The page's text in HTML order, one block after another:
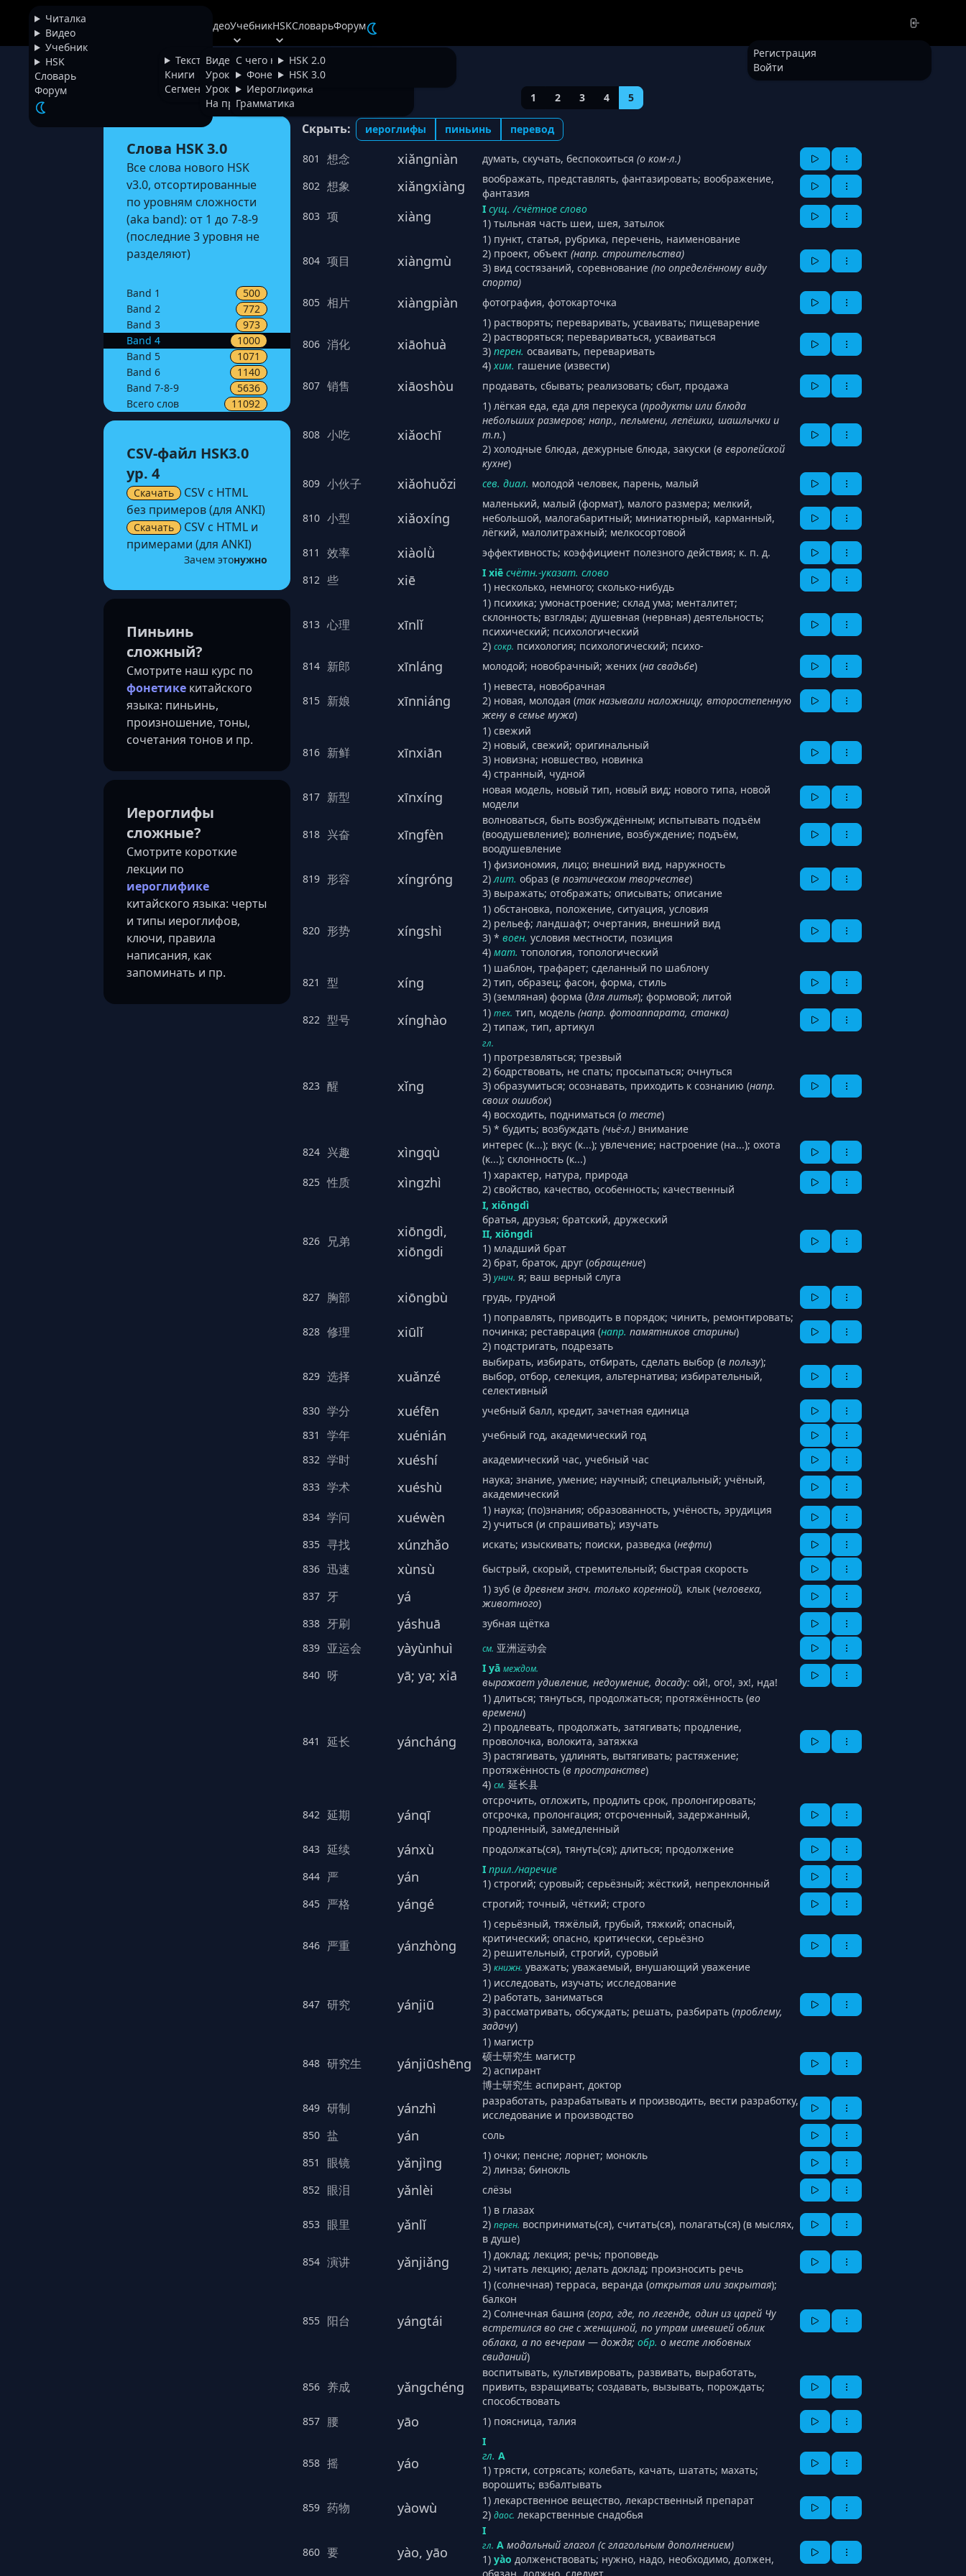
Читалка
Видео
Учебник
HSK
Словарь
Форум
Chinese
Тексты
Книги
Сегментатор
Видео
Видео
Уроки фонетики
Уроки иероглифики
На проверке
Учебник
С чего начать
Фонетика
Иероглифика
Грамматика
HSK
HSK 2.0
HSK 3.0
СловарьФорум
Регистрация
Войти
Вся лексика HSK 3.0
Слова HSK 3.0
Все слова нового HSK
v3.0, отсортированные
по уровням сложности
(aka band): от 1 до 7-8-9
(последние 3 уровня не
разделяют)
Band 1
500
Band 2
772
Band 3
973
Band 4
1000
Band 5
1071
Band 6
1140
Band 7-8-9
5636
Всего слов
11092
CSV-файл HSK3.0
ур. 4
Скачать
CSV с HTML
без примеров (для ANKI)
Скачать
CSV с HTML и
примерами (для ANKI)
Зачем этонужно
Пиньинь
сложный?
Смотрите наш курс по
фонетике китайского
языка: пиньинь,
произношение, тоны,
сочетания тонов и пр.
Иероглифы
сложные?
Смотрите короткие
лекции по
иероглифике
китайского языка: черты
и типы иероглифов,
ключи, правила
написания, как
запоминать и пр.
1 2 3 4 5
Скрыть: иероглифы пиньинь перевод
801 想念 xiǎngniàn думать, скучать, беспокоиться (о ком-л.)
802 想象 xiǎngxiàng
воображать, представлять, фантазировать; воображение,
фантазия
803 项 xiàng I сущ. /счётное слово
1) тыльная часть шеи, шея, затылок
804 项目 xiàngmù
1) пункт, статья, рубрика, перечень, наименование
2) проект, объект (напр. строительства)
3) вид состязаний, соревнование (по определённому виду
спорта)
805 相片 xiàngpiàn фотография, фотокарточка
806 消化 xiāohuà
1) растворять; переваривать, усваивать; пищеварение
2) растворяться; перевариваться, усваиваться
3) перен. осваивать, переваривать
4)хим. гашение (извести)
807 销售 xiāoshòu продавать, сбывать; реализовать; сбыт, продажа
808 小吃 xiǎochī
1) лёгкая еда, еда для перекуса (продукты или блюда
небольших размеров; напр., пельмени, лепёшки, шашлычки и
т.п.)
2) холодные блюда, дежурные блюда, закуски (в европейской
кухне)
809 小伙子 xiǎohuǒzi сев. диал. молодой человек, парень, малый
810 小型 xiǎoxíng
маленький, малый (формат), малого размера; мелкий,
небольшой, малогабаритный; миниатюрный, карманный,
лёгкий, малолитражный; мелкосортовой
811
效率 xiàolǜ
эффективность; коэффициент полезного действия; к. п. д.
812 些 xiē I xiē счётн.-указат. слово
1) несколько, немного; сколько-нибудь
813 心理 xīnlǐ
1) психика; умонастроение; склад ума; менталитет;
склонность; взгляды; душевная (нервная) деятельность;
психический; психологический
2) сокр. психология; психологический; психо-
814 新郎 xīnláng молодой; новобрачный; жених (на свадьбе)
815 新娘 xīnniáng
1) невеста, новобрачная
2) новая, молодая (так называли наложницу, второстепенную
жену в семье мужа)
816 新鲜 xīnxiān
1) свежий
2) новый, свежий; оригинальный
3) новизна; новшество, новинка
4) странный, чудной
817 新型 xīnxíng
новая модель, новый тип, новый вид; нового типа, новой
модели
818 兴奋 xīngfèn
волноваться, быть возбуждённым; испытывать подъём
(воодушевление); волнение, возбуждение; подъём,
воодушевление
819 形容 xíngróng
1) физиономия, лицо; внешний вид, наружность
2)лит. образ (в поэтическом творчестве)
3) выражать; отображать; описывать; описание
820 形势 xíngshì
1) обстановка, положение, ситуация, условия
2) рельеф; ландшафт; очертания, внешний вид
3) * воен. условия местности, позиция
4) мат. топология, топологический
821 型 xíng
1) шаблон, трафарет; сделанный по шаблону
2) тип, образец; фасон, форма, стиль
3) (земляная) форма (для литья); формовой; литой
822 型号 xínghào 1) тех. тип, модель (напр. фотоаппарата, станка)
2) типаж, тип, артикул
823 醒 xǐng
гл.
1) протрезвляться; трезвый
2) бодрствовать, не спать; просыпаться; очнуться
3) образумиться; осознавать, приходить к сознанию (напр.
своих ошибок)
4) восходить, подниматься (о тесте)
5) * будить; возбуждать (чьё-л.) внимание
824 兴趣 xìngqù
интерес (к...); вкус (к...); увлечение; настроение (на...); охота
(к...); склонность (к...)
825 性质 xìngzhì
1) характер, натура, природа
2) свойство, качество, особенность; качественный
826 兄弟
xiōngdì,
xiōngdi
I, xiōngdì
братья, друзья; братский, дружеский
II, xiōngdi
1) младший брат
2) брат, браток, друг (обращение)
3) унич. я; ваш верный слуга
827 胸部 xiōngbù грудь, грудной
828 修理 xiūlǐ
1) поправлять, приводить в порядок; чинить, ремонтировать;
починка; реставрация (напр. памятников старины)
2) подстригать, подрезать
829 选择 xuǎnzé
выбирать, избирать, отбирать, сделать выбор (в пользу);
выбор, отбор, селекция, альтернатива; избирательный,
селективный
830 学分 xuéfēn
учебный балл, кредит, зачетная единица
831
学年 xuénián
учебный год, академический год
832 学时 xuéshí
академический час, учебный час
833 学术 xuéshù
наука; знание, умение; научный; специальный; учёный,
академический
834 学问 xuéwèn
1) наука; (по)знания; образованность, учёность, эрудиция
2) учиться (и спрашивать); изучать
835 寻找 xúnzhǎo искать; изыскивать; поиски, разведка (нефти)
836 迅速 xùnsù
быстрый, скорый, стремительный; быстрая скорость
837 牙 yá 1) зуб (в древнем знач. только коренной), клык (человека,
животного)
838 牙刷 yáshuā
зубная щётка
839 亚运会 yàyùnhuì см. 亚洲运动会
840 呀 yā; ya; xiā I yā междом.
выражает удивление, недоумение, досаду: ой!, ого!, эх!, нда!
841 延长 yáncháng
1) длиться; тянуться, продолжаться; протяжённость (во
времени)
2) продлевать, продолжать, затягивать; продление,
проволочка, волокита, затяжка
3) растягивать, удлинять, вытягивать; растяжение;
протяжённость (в пространстве)
4) см. 延长县
842 延期 yánqī
отсрочить, отложить, продлить срок, пролонгировать;
отсрочка, пролонгация; отсроченный, задержанный,
продленный, замедленный
843 延续 yánxù
продолжать(ся), тянуть(ся); длиться; продолжение
844 严 yán I прил./наречие
1) строгий; суровый; серьёзный; жёсткий, непреклонный
845 严格 yángé строгий; точный, чёткий; строго
846 严重 yánzhòng
1) серьёзный, тяжёлый, грубый, тяжкий; опасный,
критический; опасно, критически, серьёзно
2) решительный, строгий, суровый
3) книжн. уважать; уважаемый, внушающий уважение
847 研究 yánjiū
1) исследовать, изучать; исследование
2) работать, заниматься
3) рассматривать, обсуждать; решать, разбирать (проблему,
задачу)
848 研究生 yánjiūshēng
1) магистр
硕士研究生 магистр
2) аспирант
博士研究生 аспирант, доктор
849 研制 yánzhì
разработать, разрабатывать и производить, вести разработку,
исследование и производство
850 盐 yán
соль
851
眼镜 yǎnjìng
1) очки; пенсне; лорнет; монокль
2) линза; бинокль
852 眼泪 yǎnlèi слёзы
853 眼里 yǎnlǐ
1) в глазах
2) перен. воспринимать(ся), считать(ся), полагать(ся) (в мыслях,
в душе)
854 演讲 yǎnjiǎng
1) доклад; лекция; речь; проповедь
2) читать лекцию; делать доклад; произносить речь
855 阳台 yángtái
1) (солнечная) терраса, веранда (открытая или закрытая);
балкон
2) Солнечная башня (гора, где, по легенде, один из царей Чу
встретился во сне с женщиной, по утрам имевшей облик
облака, а по вечерам ― дождя; обр. о месте любовных
свиданий)
856 养成 yǎngchéng
воспитывать, культивировать, развивать, выработать,
привить, взращивать; создавать, вызывать, порождать;
способствовать
857 腰 yāo 1) поясница, талия
858 摇 yáo
I
гл. А
1) трясти, сотрясать; колебать, качать, шатать; махать;
ворошить; взбалтывать
859 药物 yàowù
1) лекарственное вещество, лекарственный препарат
2) даос. лекарственные снадобья
860 要 yào, yāo
I
гл. А модальный глагол (с глагольным дополнением)
1) yào долженствовать; нужно, надо, необходимо, должен,